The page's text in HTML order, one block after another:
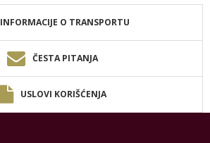
INFORMACIJE O TRANSPORTU
ČESTA PITANJA
USLOVI KORIŠĆENJA